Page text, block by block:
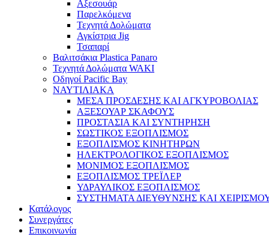
Αξεσουάρ
Παρελκόμενα
Τεχνητά Δολώματα
Αγκίστρια Jig
Τσαπαρί
Βαλιτσάκια Plastica Panaro
Τεχνητά Δολώματα WAKI
Οδηγοί Pacific Bay
ΝΑΥΤΙΛΙΑΚΑ
ΜΕΣΑ ΠΡΟΣΔΕΣΗΣ ΚΑΙ ΑΓΚΥΡΟΒΟΛΙΑΣ
ΑΞΕΣΟΥΑΡ ΣΚΑΦΟΥΣ
ΠΡΟΣΤΑΣΙΑ ΚΑΙ ΣΥΝΤΗΡΗΣΗ
ΣΩΣΤΙΚΟΣ ΕΞΟΠΛΙΣΜΟΣ
ΕΞΟΠΛΙΣΜΟΣ ΚΙΝΗΤΗΡΩΝ
ΗΛΕΚΤΡΟΛΟΓΙΚΟΣ ΕΞΟΠΛΙΣΜΟΣ
ΜΟΝΙΜΟΣ ΕΞΟΠΛΙΣΜΟΣ
ΕΞΟΠΛΙΣΜΟΣ ΤΡΕΪΛΕΡ
ΥΔΡΑΥΛΙΚΟΣ ΕΞΟΠΛΙΣΜΟΣ
ΣΥΣΤΗΜΑΤΑ ΔΙΕΥΘΥΝΣΗΣ ΚΑΙ
Κατάλογος
Συνεργάτες
Επικοινωνία